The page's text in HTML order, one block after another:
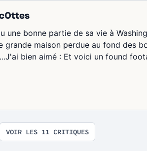
une bonne partie de sa vie à
maison perdue au fond des
bien aimé : Et voici un found
VOIR LES 11 CRITIQUES